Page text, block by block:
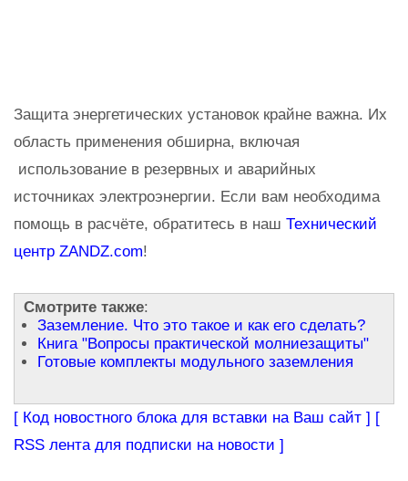
Защита энергетических установок крайне важна. Их
область применения обширна, включая
использование в резервных и аварийных
источниках электроэнергии. Если вам необходима
помощь в расчёте, обратитесь в наш Технический
центр ZANDZ.com!
Смотрите также:
Заземление. Что это такое и как его сделать?
Книга "Вопросы практической молниезащиты"
Готовые комплекты модульного заземления
[ Код новостного блока для вставки на Ваш сайт ] [
RSS лента для подписки на новости ]